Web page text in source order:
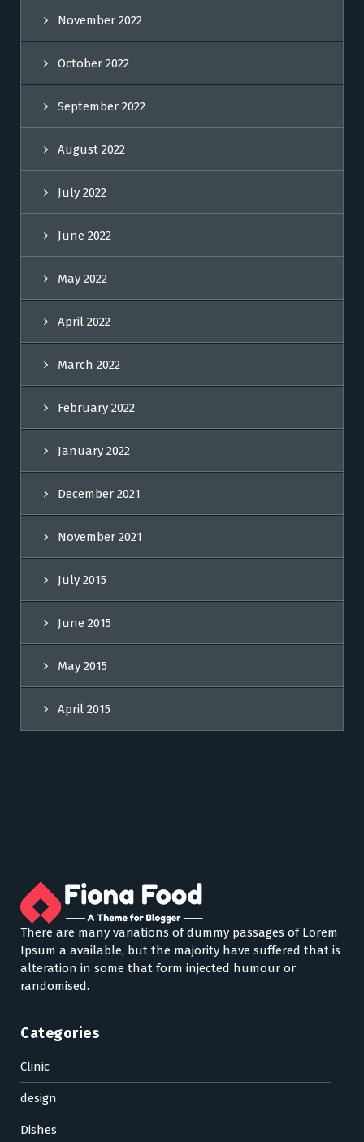
November 2022
October 2022
September 2022
August 2022
July 2022
June 2022
May 2022
April 2022
March 2022
February 2022
January 2022
December 2021
November 2021
July 2015
June 2015
May 2015
April 2015
There are many variations of dummy passages of Lorem
Ipsum a available, but the majority have suffered that is
alteration in some that form injected humour or
randomised.
Categories
Clinic
design
Dishes